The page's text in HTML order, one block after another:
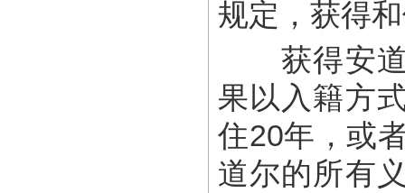
规定，获得
获得安道
果以入籍方
住20年，或
道尔的所有